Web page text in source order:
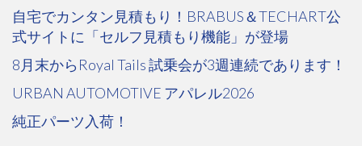
自宅でカンタン見積もり！BRABUS＆TECHART公
式サイトに「セルフ見積もり機能」が登場
8月末からRoyal Tails 試乗会が3週連続であります！
URBAN AUTOMOTIVE アパレル2026
純正パーツ入荷！